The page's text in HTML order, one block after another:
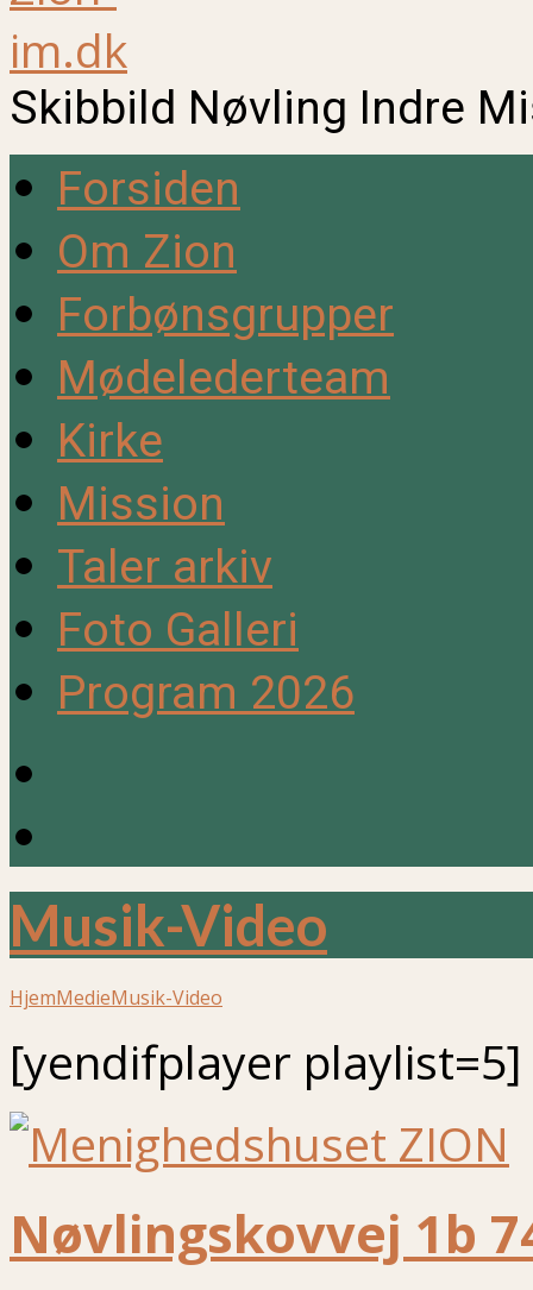
Skibbild Nøvling Indre
Forsiden
Om Zion
Forbønsgrupper
Mødelederteam
Kirke
Mission
Taler arkiv
Foto Galleri
Program 2026
Musik-Video
HjemMedieMusik-Video
[yendifplayer playlist=5]
Nøvlingskovvej 1b